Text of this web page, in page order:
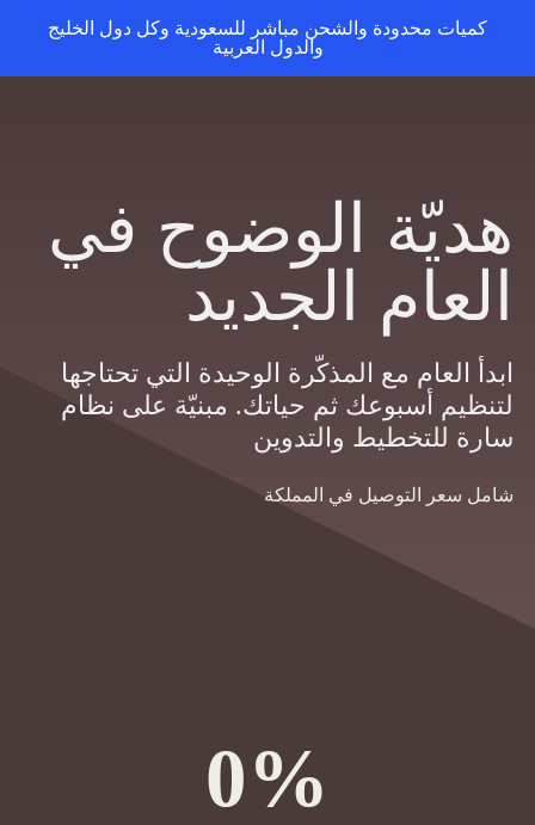
محدودة والشحن مباشر للسعودية وكل دول الخليج
والدول العربية
الوضوح في
الجديد
العام مع المذكّرة الوحيدة التي تحتاجها
أسبوعك ثم حياتك. مبنيّة على نظام
للتخطيط والتدوين
التوصيل في المملكة
%
0